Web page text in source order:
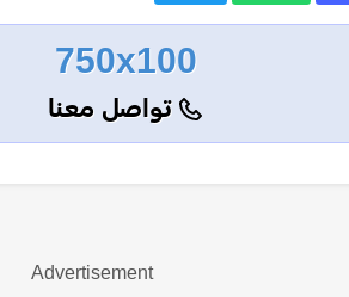
750x100
تواصل معنا
Advertisement